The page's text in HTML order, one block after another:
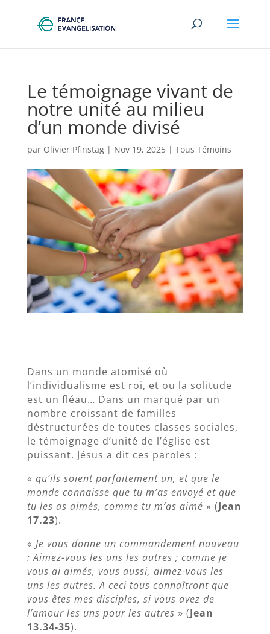
Le témoignage vivant de
notre unité au milieu
d’un monde divisé
par Olivier Pfinstag| Nov 19, 2025| Tous Témoins
Dans un monde atomisé où
l’individualisme est roi, et ou la solitude
est un fléau… Dans un marqué par un
nombre croissant de familles
déstructurées de toutes classes sociales,
le témoignage d’unité de l’église est
puissant. Jésus a dit ces paroles :
« qu’ils soient parfaitement un, et que le
monde connaisse que tu m’as envoyé et que
tu les as aimés, comme tu m’as aimé » (Jean
17.23).
« Je vous donne un commandement nouveau
: Aimez-vous les uns les autres ; comme je
vous ai aimés, vous aussi, aimez-vous les
uns les autres. A ceci tous connaîtront que
vous êtes mes disciples, si vous avez de
l’amour les uns pour les autres » (Jean
13.34-35).